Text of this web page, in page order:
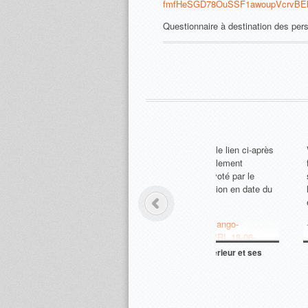
Questionnaire à destination des
Merci de cliquer sur
pour consulter
collège :
http://www.college-
reinhardt.fr/ADI/
Organigramme